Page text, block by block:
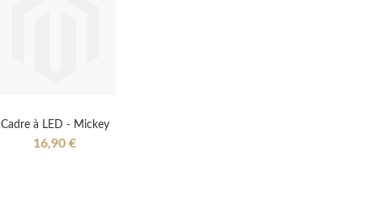
Cadre à LED - Mickey
16,90 €